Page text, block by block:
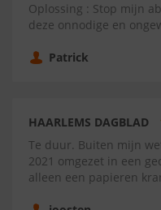
Oplossing : Stop mijn
deze onnodige en
Patrick
HAARLEMS DAGBLAD
Te duur. Buiten mijn
2021 omgezet in een
alleen een papieren